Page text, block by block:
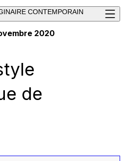
CONTEMPORAIN
2020
de